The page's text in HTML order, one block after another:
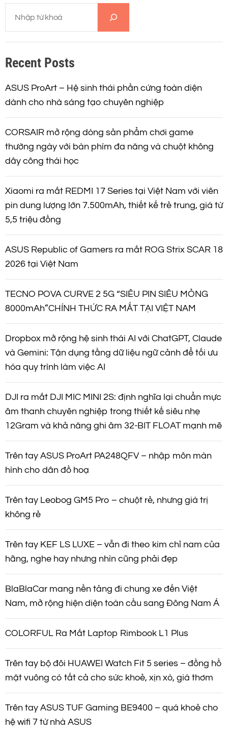
m
i
m
Recent Posts
ASUS ProArt – Hệ sinh thái phần cứng toàn diện
dành cho nhà sáng tạo chuyên nghiệp
CORSAIR mở rộng dòng sản phẩm chơi game
thường ngày với bàn phím đa năng và chuột không
dây công thái học
Xiaomi ra mắt REDMI 17 Series tại Việt Nam với viên
pin dung lượng lớn 7.500mAh, thiết kế trẻ trung, giá từ
5,5 triệu đồng
ASUS Republic of Gamers ra mắt ROG Strix SCAR 18
2026 tại Việt Nam
TECNO POVA CURVE 2 5G “SIÊU PIN SIÊU MỎNG
8000mAh”CHÍNH THỨC RA MẮT TẠI VIỆT NAM
Dropbox mở rộng hệ sinh thái AI với ChatGPT, Claude
và Gemini: Tận dụng tầng dữ liệu ngữ cảnh để tối ưu
hóa quy trình làm việc AI
DJI ra mắt DJI MIC MINI 2S: định nghĩa lại chuẩn mực
âm thanh chuyên nghiệp trong thiết kế siêu nhẹ
12Gram và khả năng ghi âm 32-BIT FLOAT mạnh mẽ
Trên tay ASUS ProArt PA248QFV – nhập môn màn
hình cho dân đồ hoạ
Trên tay Leobog GM5 Pro – chuột rẻ, nhưng giá trị
không rẻ
Trên tay KEF LS LUXE – vẫn đi theo kim chỉ nam của
hãng, nghe hay nhưng nhìn cũng phải đẹp
BlaBlaCar mang nền tảng đi chung xe đến Việt
Nam, mở rộng hiện diện toàn cầu sang Đông Nam Á
COLORFUL Ra Mắt Laptop Rimbook L1 Plus
Trên tay bộ đôi HUAWEI Watch Fit 5 series – đồng hồ
mặt vuông có tất cả cho sức khoẻ, xịn xò, giá thơm
Trên tay ASUS TUF Gaming BE9400 – quá khoẻ cho
hệ wifi 7 từ nhà ASUS